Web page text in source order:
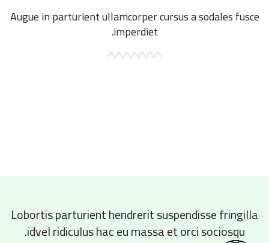
Augue in parturient ullamcorper cursus a sodales fusce
imperdiet.
Lobortis parturient hendrerit suspendisse fringilla
idvel ridiculus hac eu massa et orci sociosqu.